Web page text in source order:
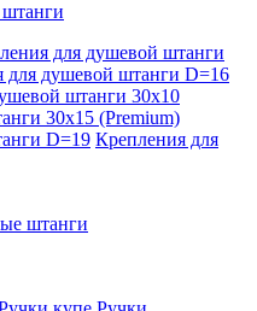
для душевой штанги
для душевой штанги D=16
штанги 30x10
30x15 (Premium)
D=19 Крепления для
штанги